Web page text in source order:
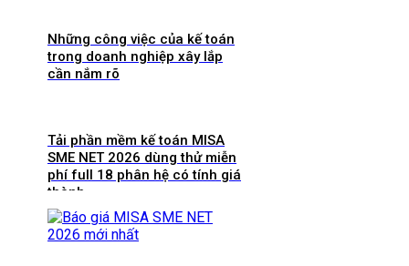
Những công việc của kế toán
trong doanh nghiệp xây lắp
cần nắm rõ
Tải phần mềm kế toán MISA
SME NET 2026 dùng thử miễn
phí full 18 phân hệ có tính giá
thành